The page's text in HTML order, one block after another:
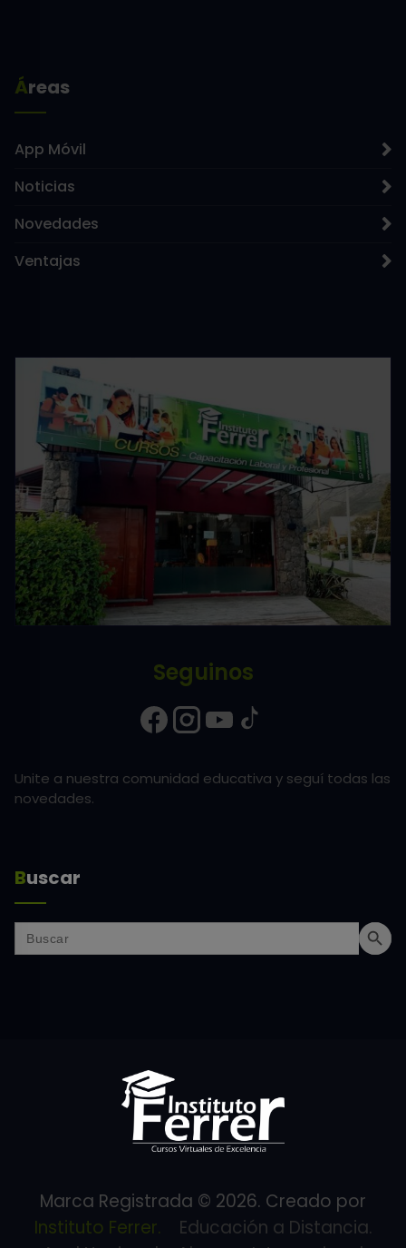
Áreas
App Móvil
Noticias
Novedades
Ventajas
Seguinos
Unite a nuestra comunidad educativa y seguí todas las
novedades.
Buscar
Search
for:
Search
Marca Registrada © 2026. Creado por
Instituto Ferrer.
Educación a Distancia.